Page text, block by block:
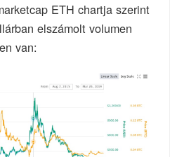
ETH chartja szerint
elszámolt volumen
van: